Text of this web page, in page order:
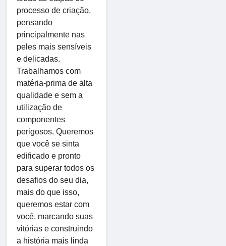
processo de criação,
pensando
principalmente nas
peles mais sensíveis
e delicadas.
Trabalhamos com
matéria-prima de alta
qualidade e sem a
utilização de
componentes
perigosos. Queremos
que você se sinta
edificado e pronto
para superar todos os
desafios do seu dia,
mais do que isso,
queremos estar com
você, marcando suas
vitórias e construindo
a história mais linda